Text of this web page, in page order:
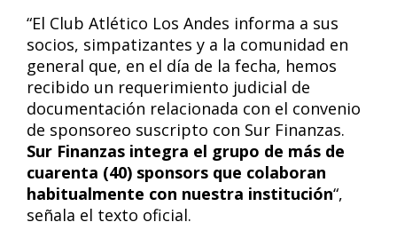
“El Club Atlético Los Andes informa a sus
socios, simpatizantes y a la comunidad en
general que, en el día de la fecha, hemos
recibido un requerimiento judicial de
documentación relacionada con el convenio
de sponsoreo suscripto con Sur Finanzas.
Sur Finanzas integra el grupo de más de
cuarenta (40) sponsors que colaboran
habitualmente con nuestra institución“,
señala el texto oficial.